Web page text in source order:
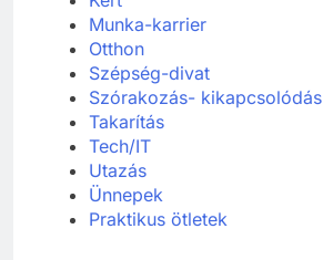
Munka-karrier
Otthon
Szépség-divat
Szórakozás- kikapcsolódás
Takarítás
Tech/IT
Utazás
Ünnepek
Praktikus ötletek